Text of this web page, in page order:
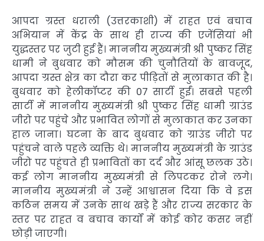
आपदा ग्रस्त धराली (उत्तरकाशी) में राहत एवं बचाव
अभियान में केंद्र के साथ ही राज्य की एजेंसियां भी
युद्धस्तर पर जुटी हुई हैं। माननीय मुख्यमंत्री श्री पुष्कर सिंह
धामी ने बुधवार को मौसम की चुनौतियों के बावजूद,
आपदा ग्रस्त क्षेत्र का दौरा कर पीड़ितों से मुलाकात की है।
बुधवार को हेलीकॉप्टर की 07 सार्टी हुईं। सबसे पहली
सार्टी में माननीय मुख्यमंत्री श्री पुष्कर सिंह धामी ग्राउंड
जीरो पर पहुंचे और प्रभावित लोगों से मुलाकात कर उनका
हाल जाना। घटना के बाद बुधवार को ग्राउंड जीरो पर
पहुंचने वाले पहले व्यक्ति थे। माननीय मुख्यमंत्री के ग्राउंड
जीरो पर पहुंचते ही प्रभावितों का दर्द और आंसू छलक उठे।
कई लोग माननीय मुख्यमंत्री से लिपटकर रोने लगे।
माननीय मुख्यमंत्री ने उन्हें आश्वासन दिया कि वे इस
कठिन समय में उनके साथ खड़े हैं और राज्य सरकार के
स्तर पर राहत व बचाव कार्यों में कोई कोर कसर नहीं
छोड़ी जाएगी।